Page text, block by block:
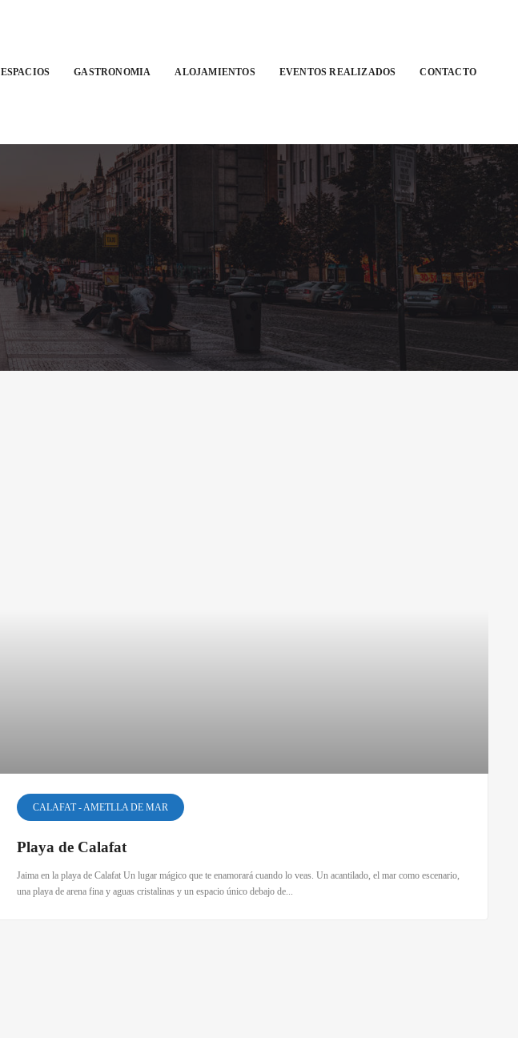
ESPACIOS GASTRONOMIA ALOJAMIENTOS EVENTOS REALIZADOS CONTACTO
CALAFAT - AMETLLA DE MAR
Playa de Calafat
Jaima en la playa de Calafat Un lugar mágico que te enamorará cuando lo veas. Un acantilado, el mar como escenario,
una playa de arena fina y aguas cristalinas y un espacio único debajo de...